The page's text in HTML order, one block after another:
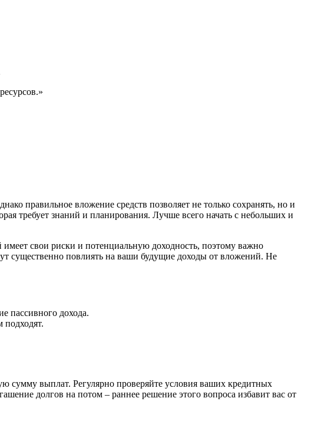
правильное вложение средств позволяет не только сохранять, но и
требует знаний и планирования. Лучше всего начать с небольших и
свои риски и потенциальную доходность, поэтому важно
существенно повлиять на ваши будущие доходы от вложений. Не
пассивного дохода.
подходят.
сумму выплат. Регулярно проверяйте условия ваших кредитных
долгов на потом – раннее решение этого вопроса избавит вас от